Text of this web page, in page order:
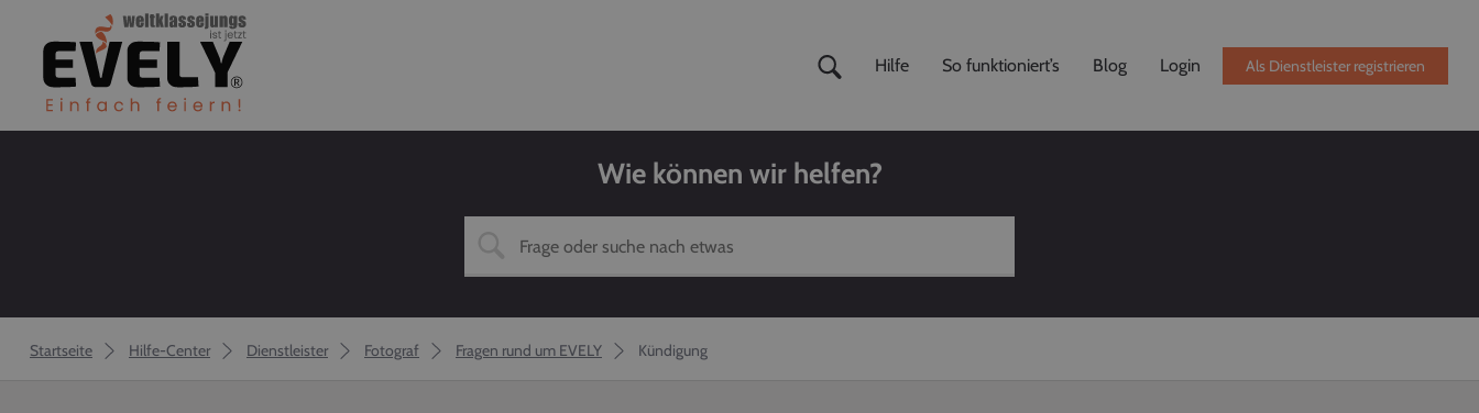
Hilfe So funktioniert’s Blog Login Als Dienstleister registrieren
Wie können wir helfen?
Startseite Hilfe-Center Dienstleister Fotograf Fragen rund um EVELY Kündigung